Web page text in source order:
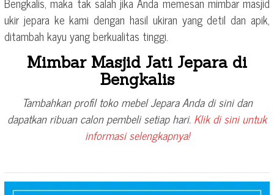
ukir jepara ke kami dengan hasil ukiran yang detil dan apik,
ditambah kayu yang berkualitas tinggi.
Mimbar Masjid Jati Jepara di
Bengkalis
Tambahkan profil toko mebel Jepara Anda di sini dan
dapatkan ribuan calon pembeli setiap hari. Klik di sini untuk
informasi selengkapnya!